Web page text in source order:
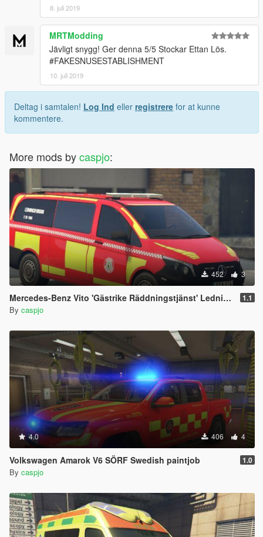
8. juli 2019
MRTModding
Jävligt snygg! Ger denna 5/5 Stockar Ettan Lös.
#FAKESNUSESTABLISHMENT
10. juli 2019
Deltag i samtalen! Log Ind eller registrere for at kunne
kommentere.
More mods bycaspjo:
452 3
Mercedes-Benz Vito 'Gästrike Räddningstjänst' Ledningsfordon Swedish paintjob 1.1
By caspjo
4.0 406 4
Volkswagen Amarok V6 SÖRF Swedish paintjob 1.0
By caspjo